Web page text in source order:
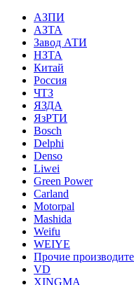
АЗПИ
АЗТА
Завод АТИ
НЗТА
Китай
Россия
ЧТЗ
ЯЗДА
ЯзРТИ
Bosch
Delphi
Denso
Liwei
Green Power
Carland
Motorpal
Mashida
Weifu
WEIYE
Прочие
VD
XINGMA